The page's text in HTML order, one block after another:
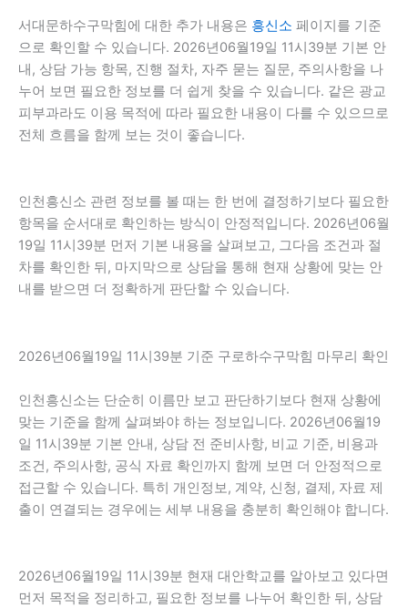
서대문하수구막힘에 대한 추가 내용은 흥신소 페이지를 기준
으로 확인할 수 있습니다. 2026년06월19일 11시39분 기본 안
내, 상담 가능 항목, 진행 절차, 자주 묻는 질문, 주의사항을 나
누어 보면 필요한 정보를 더 쉽게 찾을 수 있습니다. 같은 광교
피부과라도 이용 목적에 따라 필요한 내용이 다를 수 있으므로
전체 흐름을 함께 보는 것이 좋습니다.
인천흥신소 관련 정보를 볼 때는 한 번에 결정하기보다 필요한
항목을 순서대로 확인하는 방식이 안정적입니다. 2026년06월
19일 11시39분 먼저 기본 내용을 살펴보고, 그다음 조건과 절
차를 확인한 뒤, 마지막으로 상담을 통해 현재 상황에 맞는 안
내를 받으면 더 정확하게 판단할 수 있습니다.
2026년06월19일 11시39분 기준 구로하수구막힘 마무리 확인
인천흥신소는 단순히 이름만 보고 판단하기보다 현재 상황에
맞는 기준을 함께 살펴봐야 하는 정보입니다. 2026년06월19
일 11시39분 기본 안내, 상담 전 준비사항, 비교 기준, 비용과
조건, 주의사항, 공식 자료 확인까지 함께 보면 더 안정적으로
접근할 수 있습니다. 특히 개인정보, 계약, 신청, 결제, 자료 제
출이 연결되는 경우에는 세부 내용을 충분히 확인해야 합니다.
2026년06월19일 11시39분 현재 대안학교를 알아보고 있다면
먼저 목적을 정리하고, 필요한 정보를 나누어 확인한 뒤, 상담